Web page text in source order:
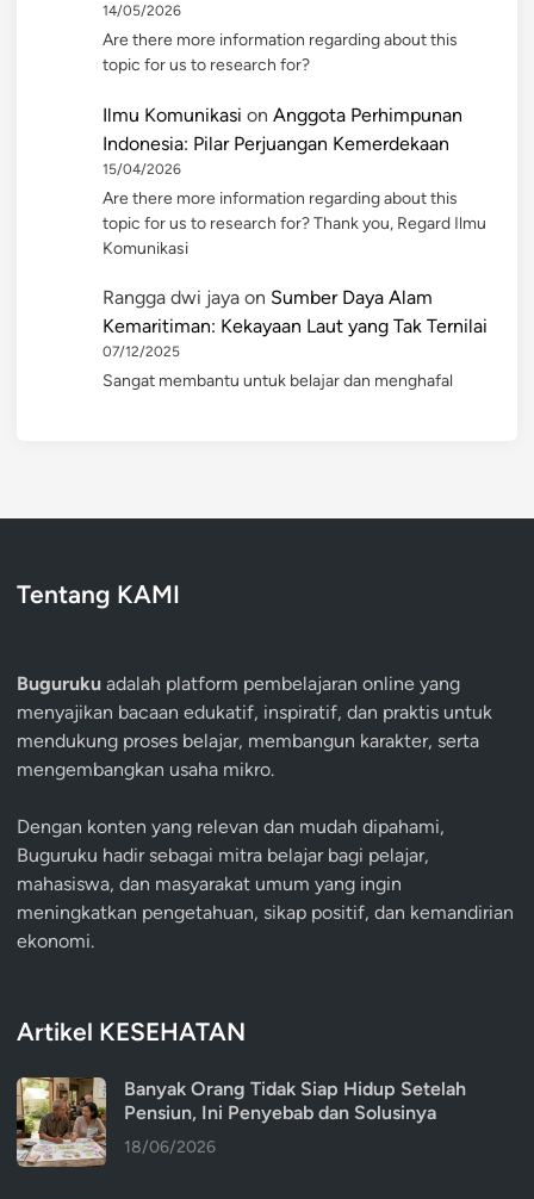
14/05/2026
Are there more information regarding about this
topic for us to research for?
Ilmu Komunikasi on Anggota Perhimpunan
Indonesia: Pilar Perjuangan Kemerdekaan
15/04/2026
Are there more information regarding about this
topic for us to research for? Thank you, Regard Ilmu
Komunikasi
Rangga dwi jaya on Sumber Daya Alam
Kemaritiman: Kekayaan Laut yang Tak Ternilai
07/12/2025
Sangat membantu untuk belajar dan menghafal
Tentang KAMI
Buguruku adalah platform pembelajaran online yang
menyajikan bacaan edukatif, inspiratif, dan praktis untuk
mendukung proses belajar, membangun karakter, serta
mengembangkan usaha mikro.
Dengan konten yang relevan dan mudah dipahami,
Buguruku hadir sebagai mitra belajar bagi pelajar,
mahasiswa, dan masyarakat umum yang ingin
meningkatkan pengetahuan, sikap positif, dan kemandirian
ekonomi.
Artikel KESEHATAN
Banyak Orang Tidak Siap Hidup Setelah
Pensiun, Ini Penyebab dan Solusinya
18/06/2026